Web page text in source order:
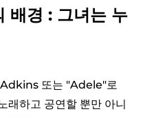
배경 : 그녀는 누
또는 "Adele"로
래하고 공연할 뿐만 아니